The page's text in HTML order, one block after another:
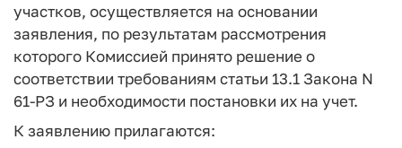
участков, осуществляется на основании
заявления, по результатам рассмотрения
которого Комиссией принято решение о
соответствии требованиям статьи 13.1 Закона N
61-РЗ и необходимости постановки их на учет.
К заявлению прилагаются: